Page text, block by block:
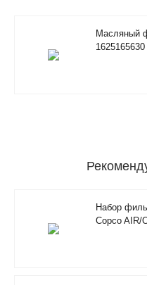
Масляный
1625165630
Набор
Copco AIR/